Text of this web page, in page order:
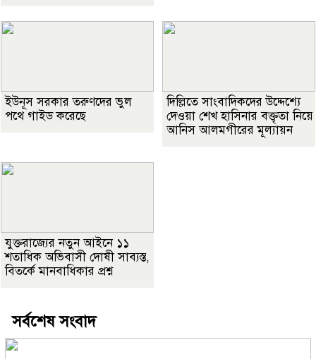
ইউনূস সরকার তরুণদের ভুল
পথে গাইড করেছে
দিল্লিতে সাংবাদিকদের উদ্দেশ্যে
দেওয়া শেখ হাসিনার বক্তৃতা নিয়ে
আনিস আলমগীরের মূল্যায়ন
যুক্তরাজ্যের নতুন আইনে ১১
শতাধিক অভিবাসী দোষী সাব্যস্ত,
বিতর্কে মানবাধিকার প্রশ্ন
সর্বশেষ সংবাদ